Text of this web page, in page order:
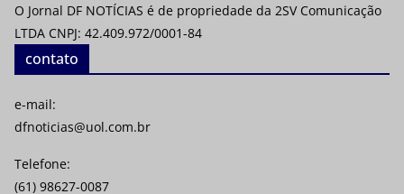
O Jornal DF NOTÍCIAS é de propriedade da 2SV Comunicação
LTDA CNPJ: 42.409.972/0001-84
contato
e-mail:
dfnoticias@uol.com.br
Telefone:
(61) 98627-0087